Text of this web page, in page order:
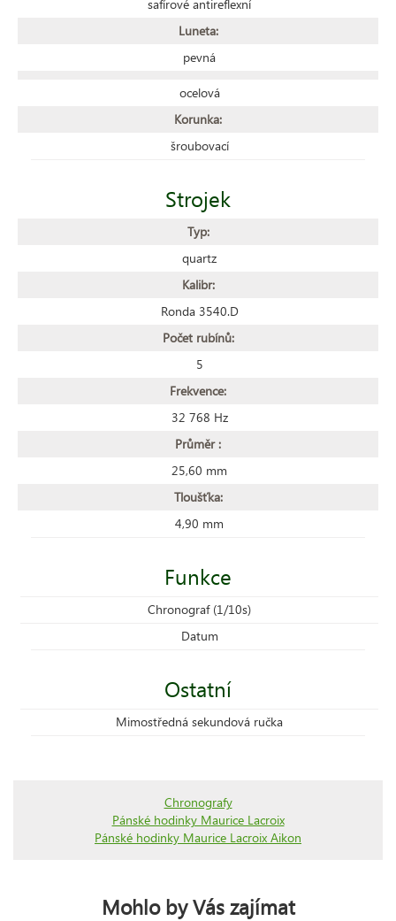
safírové antireflexní
Luneta:
pevná
ocelová
Korunka:
šroubovací
Strojek
Typ:
quartz
Kalibr:
Ronda 3540.D
Počet rubínů:
5
Frekvence:
32 768 Hz
Průměr :
25,60 mm
Tloušťka:
4,90 mm
Funkce
Chronograf (1/10s)
Datum
Ostatní
Mimostředná sekundová ručka
Chronografy
Pánské hodinky Maurice Lacroix
Pánské hodinky Maurice Lacroix Aikon
Mohlo by Vás zajímat